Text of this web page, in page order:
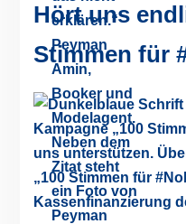
Hört uns
Stimmen für